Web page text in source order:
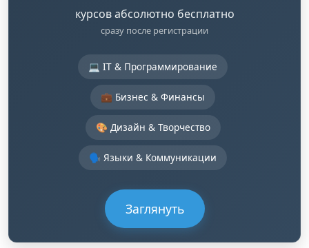
курсов абсолютно бесплатно
сразу после регистрации
💻 IT & Программирование
💼 Бизнес & Финансы
🎨 Дизайн & Творчество
🗣️ Языки & Коммуникации
Заглянуть